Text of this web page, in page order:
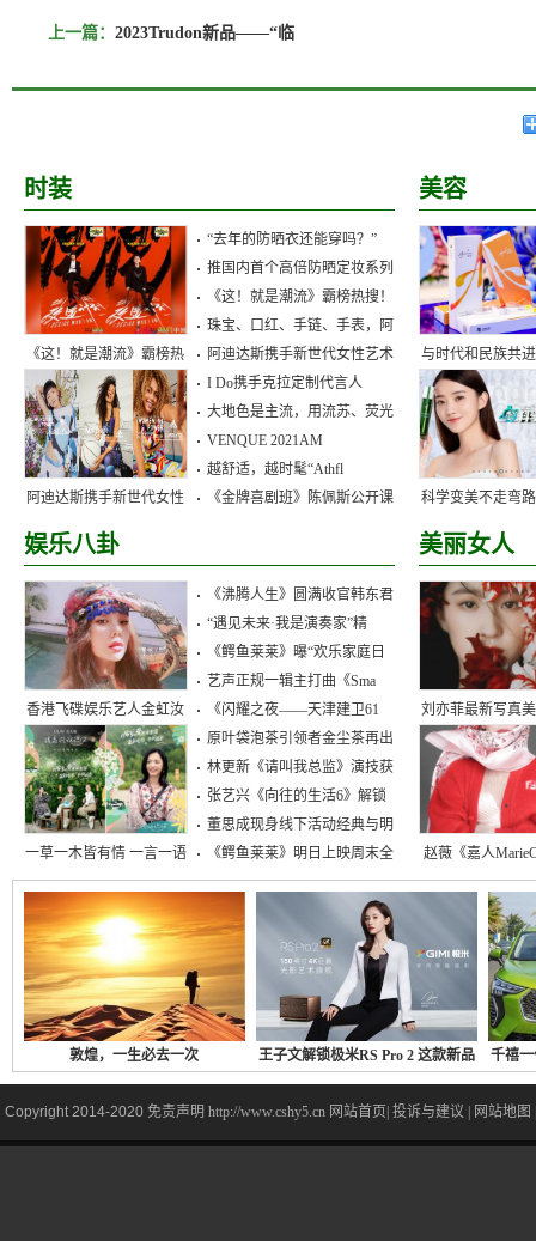
上一篇： 2023Trudon新品——“临
时装
《这！就是潮流》霸榜热
搜！20强选手创意
阿迪达斯携手新世代女性
艺术家自由畅想，为
“去年的防晒衣还能穿吗？”
推国内首个高倍防晒定妆系列
《这！就是潮流》霸榜热搜！
珠宝、口红、手链、手表，阿
阿迪达斯携手新世代女性艺术
I Do携手克拉定制代言人
大地色是主流，用流苏、荧光
VENQUE 2021AM
越舒适，越时髦“Athfl
《金牌喜剧班》陈佩斯公开课
美容
与时代和民族共
润致——时代
科学变美不走弯
兰科学变美大
娱乐八卦
香港飞碟娱乐艺人金虹汝
低调现身惠州录节目
一草一木皆有情 一言一语
《沸腾人生》圆满收官韩东君
“遇见未来·我是演奏家”精
《鳄鱼莱莱》曝“欢乐家庭日
艺声正规一辑主打曲《Sma
《闪耀之夜——天津建卫61
原叶袋泡茶引领者金尘茶再出
林更新《请叫我总监》演技获
张艺兴《向往的生活6》解锁
董思成现身线下活动经典与明
《鳄鱼莱莱》明日上映周末全
美丽女人
刘亦菲最新写真
息，你以为的
赵薇《嘉人
敦煌，一生必去一次 王子文解锁极米RS Pro 2 这款新品 千禧
Copyright 2014-2020 免责声明 http://www.cshy5.cn 网站首页 投诉与建议 网站地图